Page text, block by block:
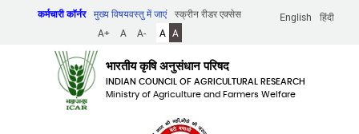
English हिंदी
कर्मचारी कॉर्नर मुख्य विषयवस्तु में जाएं
स्क्रीन रीडर एक्सेस
A+
A A- A A
भारतीय कृषि अनुसंधान परिषद
INDIAN COUNCIL OF AGRICULTURAL RESEARCH
Ministry of Agriculture and Farmers Welfare